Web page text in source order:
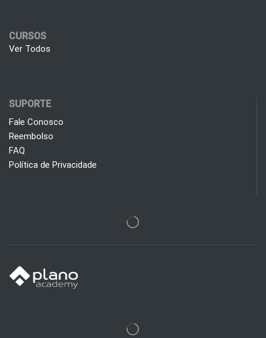
CURSOS
Ver Todos
SUPORTE
Fale Conosco
Reembolso
FAQ
Política de Privacidade